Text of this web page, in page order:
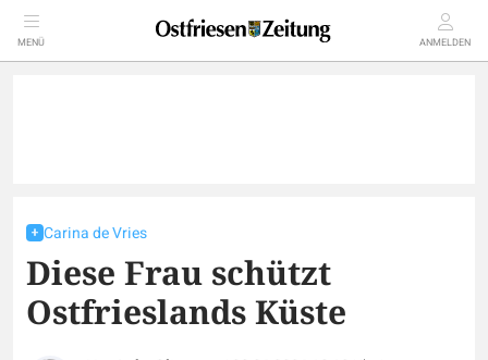
MENÜ ANMELDEN
Carina de Vries
Diese Frau schützt
Ostfrieslands Küste